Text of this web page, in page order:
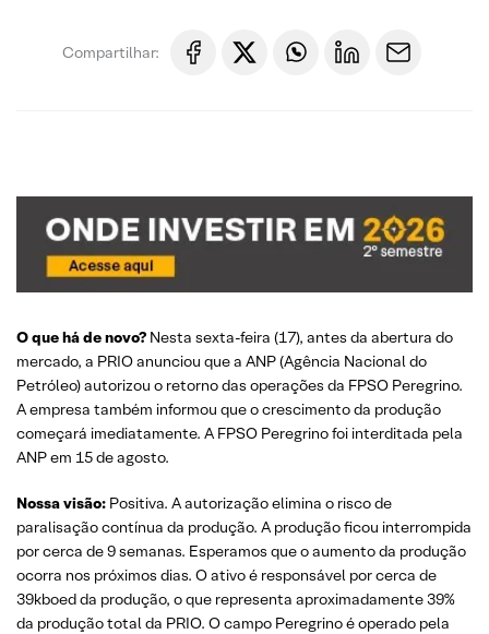
Compartilhar:
O que há de novo? Nesta sexta-feira (17), antes da abertura do
mercado, a PRIO anunciou que a ANP (Agência Nacional do
Petróleo) autorizou o retorno das operações da FPSO Peregrino.
A empresa também informou que o crescimento da produção
começará imediatamente. A FPSO Peregrino foi interditada pela
ANP em 15 de agosto.
Nossa visão: Positiva. A autorização elimina o risco de
paralisação contínua da produção. A produção ficou interrompida
por cerca de 9 semanas. Esperamos que o aumento da produção
ocorra nos próximos dias. O ativo é responsável por cerca de
39kboed da produção, o que representa aproximadamente 39%
da produção total da PRIO. O campo Peregrino é operado pela